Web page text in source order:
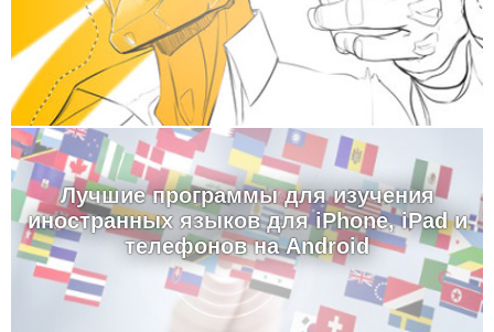
Лучшие программы для изучения
иностранных языков для iPhone, iPad и
телефонов на Android